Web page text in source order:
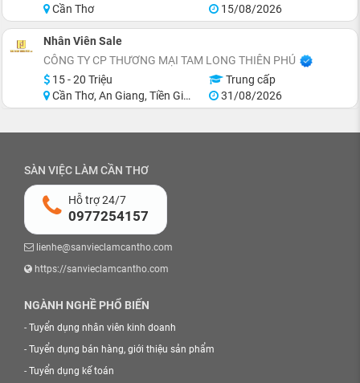
Cần Thơ
15/08/2026
Nhân Viên Sale
CÔNG TY CP THƯƠNG MẠI TAM LONG THIÊN PHÚ
15 - 20 Triệu
Trung cấp
Cần Thơ, An Giang, Tiền Giang, Sóc Trăng, Trà Vinh, Long An
31/08/2026
SÀN VIỆC LÀM CẦN THƠ
Hỗ trợ 24/7
0977254157
lienhe@sanvieclamcantho.com
https://sanvieclamcantho.com
NGÀNH NGHỀ PHỔ BIẾN
- Tuyển dụng nhân viên kinh doanh
- Tuyển dụng bán hàng, giới thiệu sản phẩm
- Tuyển dụng kế toán